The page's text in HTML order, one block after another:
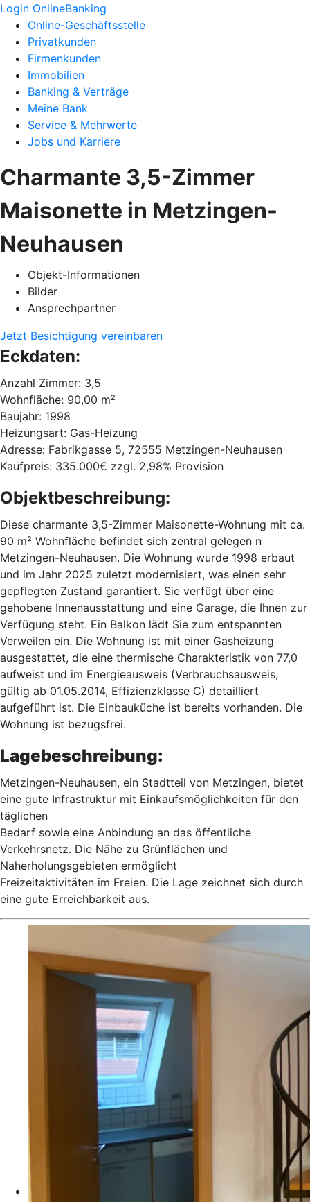
Login OnlineBanking
Online-Geschäftsstelle
Privatkunden
Firmenkunden
Immobilien
Banking & Verträge
Meine Bank
Service & Mehrwerte
Jobs und Karriere
Charmante 3,5-Zimmer
Maisonette in Metzingen-
Neuhausen
Objekt-Informationen
Bilder
Ansprechpartner
Jetzt Besichtigung vereinbaren
Eckdaten:
Anzahl Zimmer: 3,5
Wohnfläche: 90,00 m²
Baujahr: 1998
Heizungsart: Gas-Heizung
Adresse: Fabrikgasse 5, 72555 Metzingen-Neuhausen
Kaufpreis: 335.000€ zzgl. 2,98% Provision
Objektbeschreibung:
Diese charmante 3,5-Zimmer Maisonette-Wohnung mit ca.
90 m² Wohnfläche befindet sich zentral gelegen n
Metzingen-Neuhausen. Die Wohnung wurde 1998 erbaut
und im Jahr 2025 zuletzt modernisiert, was einen sehr
gepflegten Zustand garantiert. Sie verfügt über eine
gehobene Innenausstattung und eine Garage, die Ihnen zur
Verfügung steht. Ein Balkon lädt Sie zum entspannten
Verweilen ein. Die Wohnung ist mit einer Gasheizung
ausgestattet, die eine thermische Charakteristik von 77,0
aufweist und im Energieausweis (Verbrauchsausweis,
gültig ab 01.05.2014, Effizienzklasse C) detailliert
aufgeführt ist. Die Einbauküche ist bereits vorhanden. Die
Wohnung ist bezugsfrei.
Lagebeschreibung:
Metzingen-Neuhausen, ein Stadtteil von Metzingen, bietet
eine gute Infrastruktur mit Einkaufsmöglichkeiten für den
täglichen
Bedarf sowie eine Anbindung an das öffentliche
Verkehrsnetz. Die Nähe zu Grünflächen und
Naherholungsgebieten ermöglicht
Freizeitaktivitäten im Freien. Die Lage zeichnet sich durch
eine gute Erreichbarkeit aus.